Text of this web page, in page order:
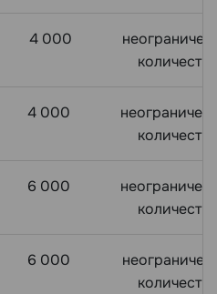
4 000
4 000
6 000
6 000